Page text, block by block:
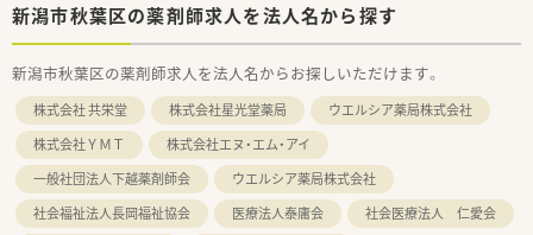
新潟市秋葉区の薬剤師求人を法人名から探す
新潟市秋葉区の薬剤師求人を法人名からお探しいただけます。
株式会社 共栄堂 株式会社星光堂薬局
ウエルシア薬局株式会社
株式会社ＹＭＴ
株式会社エヌ・エム・アイ
一般社団法人下越薬剤師会
ウエルシア薬局株式会社
社会福祉法人長岡福祉協会
医療法人泰庸会
社会医療法人 仁愛会